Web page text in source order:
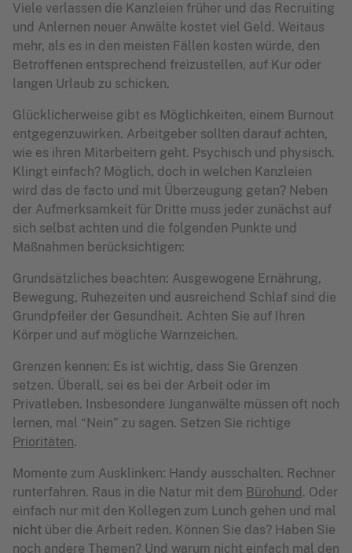
Viele verlassen die Kanzleien früher und das Recruiting
und Anlernen neuer Anwälte kostet viel Geld. Weitaus
mehr, als es in den meisten Fällen kosten würde, den
Betroffenen entsprechend freizustellen, auf Kur oder
langen Urlaub zu schicken.
Glücklicherweise gibt es Möglichkeiten, einem Burnout
entgegenzuwirken. Arbeitgeber sollten darauf achten,
wie es ihren Mitarbeitern geht. Psychisch und physisch.
Klingt einfach? Möglich, doch in welchen Kanzleien
wird das de facto und mit Überzeugung getan? Neben
der Aufmerksamkeit für Dritte muss jeder zunächst auf
sich selbst achten und die folgenden Punkte und
Maßnahmen berücksichtigen:
Grundsätzliches beachten: Ausgewogene Ernährung,
Bewegung, Ruhezeiten und ausreichend Schlaf sind die
Grundpfeiler der Gesundheit. Achten Sie auf Ihren
Körper und auf mögliche Warnzeichen.
Grenzen kennen: Es ist wichtig, dass Sie Grenzen
setzen. Überall, sei es bei der Arbeit oder im
Privatleben. Insbesondere Junganwälte müssen oft noch
lernen, mal “Nein” zu sagen. Setzen Sie richtige
Prioritäten.
Momente zum Ausklinken: Handy ausschalten. Rechner
runterfahren. Raus in die Natur mit dem Bürohund . Oder
einfach nur mit den Kollegen zum Lunch gehen und mal
nicht über die Arbeit reden. Können Sie das? Haben Sie
noch andere Themen? Und warum nicht einfach mal den